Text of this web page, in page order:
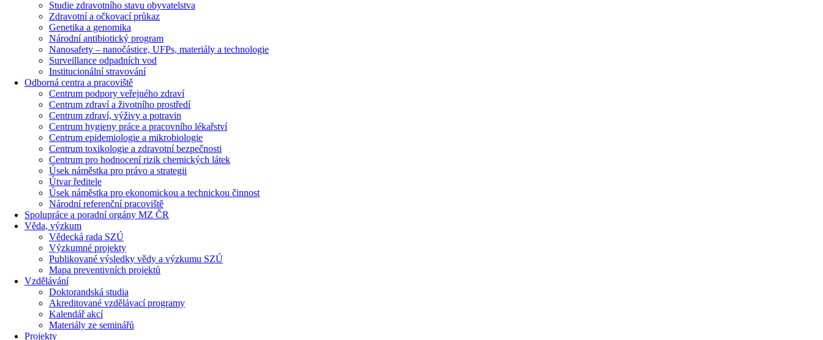
Studie zdravotního stavu obyvatelstva
Zdravotní a očkovací průkaz
Genetika a genomika
Národní antibiotický program
Nanosafety – nanočástice, UFPs, materiály a technologie
Surveillance odpadních vod
Institucionální stravování
Odborná centra a pracoviště
Centrum podpory veřejného zdraví
Centrum zdraví a životního prostředí
Centrum zdraví, výživy a potravin
Centrum hygieny práce a pracovního lékařství
Centrum epidemiologie a mikrobiologie
Centrum toxikologie a zdravotní bezpečnosti
Centrum pro hodnocení rizik chemických látek
Úsek náměstka pro právo a strategii
Útvar ředitele
Úsek náměstka pro ekonomickou a technickou činnost
Národní referenční pracoviště
Spolupráce a poradní orgány MZ ČR
Věda, výzkum
Vědecká rada SZÚ
Výzkumné projekty
Publikované výsledky vědy a výzkumu SZÚ
Mapa preventivních projektů
Vzdělávání
Doktorandská studia
Akreditované vzdělávací programy
Kalendář akcí
Materiály ze seminářů
Projekty